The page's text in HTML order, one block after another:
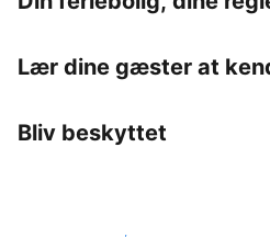
Lær dine gæster at
Bliv beskyttet
Bliv vært hos os i dag